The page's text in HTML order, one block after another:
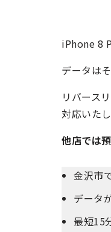
iPhone 8
データは
リバース
対応いたし
他店では
金沢市
データ
最短15